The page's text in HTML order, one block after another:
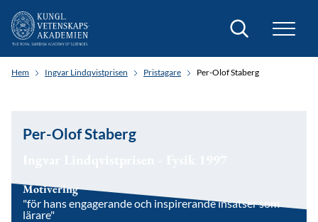
Sök
Hem Ingvar Lindqvistprisen Pristagare Per-Olof Staberg
Per-Olof Staberg
Motivering
"för hans engagerande och inspirerande insatser som
lärare"